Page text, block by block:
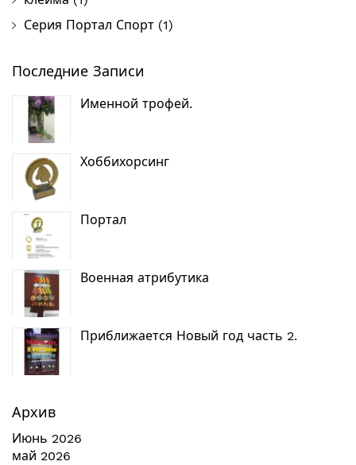
Серия Портал Спорт (1)
Последние Записи
Именной трофей.
Хоббихорсинг
Портал
Военная атрибутика
Приближается Новый год часть 2.
Архив
Июнь 2026
май 2026